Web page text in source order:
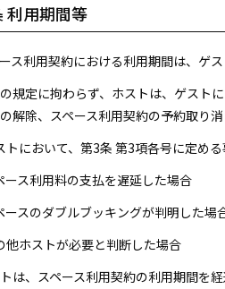
利用期間等
ス利用契約における利用期間は、ゲ
規定に拘わらず、ホストは、ゲスト
解除、スペース利用契約の予約取り
トにおいて、第3条 第3項各号に定め
ース利用料の支払を遅延した場合
ースのダブルブッキングが判明した場
他ホストが必要と判断した場合
は、スペース利用契約の利用期間を